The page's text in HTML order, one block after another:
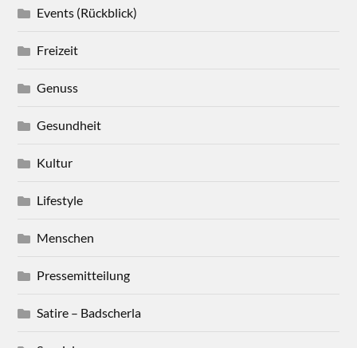
Events (Rückblick)
Freizeit
Genuss
Gesundheit
Kultur
Lifestyle
Menschen
Pressemitteilung
Satire – Badscherla